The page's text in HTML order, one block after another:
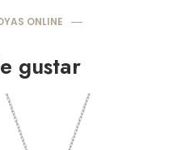
ONLINE
gustar